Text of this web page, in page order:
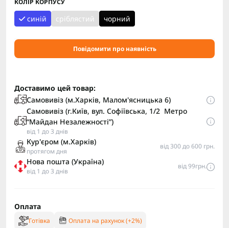
КОЛІР КОРПУСУ
синій сріблястий чорний
Повідомити про наявність
Доставимо цей товар:
Самовивіз (м.Харків, Малом'ясницька 6)
Самовивіз (г.Київ, вул. Софіївська, 1/2 Метро
“Майдан Незалежності”)
від 1 до 3 днів
Кур'єром (м.Харків)
протягом дня
від 300 до 600 грн.
Нова пошта (Україна)
від 1 до 3 днів
від 99грн.
Оплата
Готівка Оплата на рахунок (+2%)